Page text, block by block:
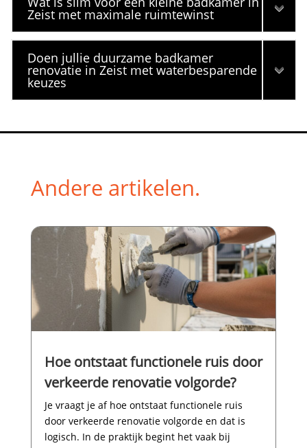
Zeist met maximale ruimtewinst
Doen jullie duurzame badkamer
renovatie in Zeist met waterbesparende
keuzes
Andere artikelen.
Hoe ontstaat functionele ruis door
verkeerde renovatie volgorde?
Je vraagt je af hoe ontstaat functionele ruis
door verkeerde renovatie volgorde en dat is
logisch.​ In de praktijk begint het vaak bij